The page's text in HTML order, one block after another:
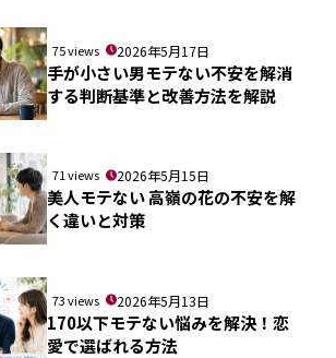
75 views 2026年5月17日
手が小さい男モテない不安を解消
する判断基準と改善方法を解説
71 views 2026年5月15日
美人モテない 高嶺の花の不安を解
く違いと対策
73 views 2026年5月13日
170以下モテない悩みを解決！恋
愛で選ばれる方法